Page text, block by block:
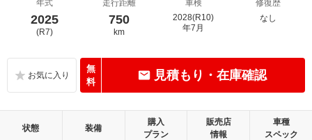
年式
2025
(R7)
走行距離
750
km
車検
2028(R10)
年7月
修復歴
なし
無
料
見積もり・在庫確認
状態 装備
購入
プラン
販売店
情報
車種
スペック